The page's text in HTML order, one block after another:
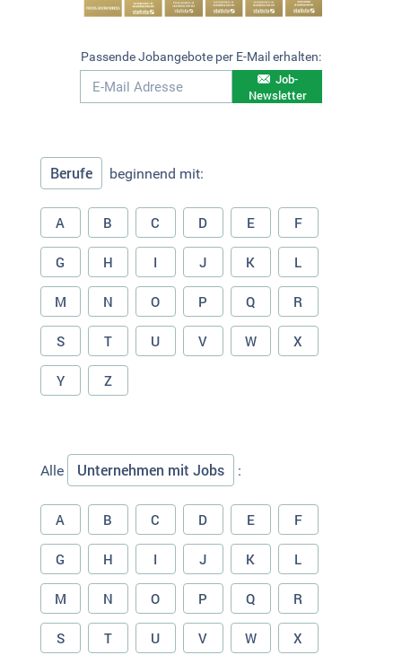
Passende Jobangebote per E-Mail erhalten:
Job-
Newsletter
Berufe beginnend mit:
A B C D E F
G H I J K L
M N O P Q R
S T U V W X
Y Z
Alle Unternehmen mit Jobs :
A B C D E F
G H I J K L
M N O P Q R
S T U V W X